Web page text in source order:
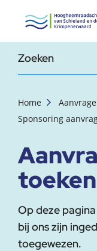
, startpagina
Zoekterm
Home
Sponsoring
Op deze
bij ons zijn
toegewezen.